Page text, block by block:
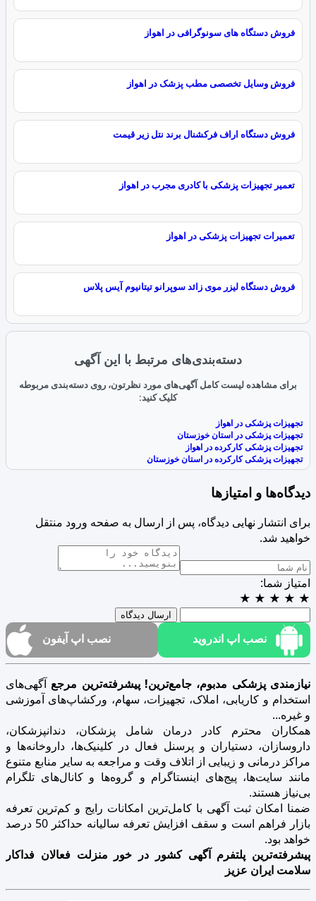
فروش دستگاه های سونوگرافی در اهواز
فروش وسایل تخصصی مطب پزشک در اهواز
فروش دستگاه اراف فرکشنال برند نتل زیر قیمت
تعمیر تجهیزات پزشکی با کادری مجرب در اهواز
تعمیرات تجهیزات پزشکی در اهواز
فروش دستگاه لیزر موی زائد سوپرانو تیتانیوم آیس پلاس
دسته‌بندی‌های مرتبط با این آگهی
برای مشاهده لیست کامل آگهی‌های مورد نظرتون، روی دسته‌بندی مربوطه
کلیک کنید:
تجهیزات پزشکی در اهواز
تجهیزات پزشکی در استان خوزستان
تجهیزات پزشکی کارکرده در اهواز
تجهیزات پزشکی کارکرده در استان خوزستان
دیدگاه‌ها و امتیازها
برای انتشار نهایی دیدگاه، پس از ارسال به صفحه ورود منتقل
خواهید شد.
امتیاز شما:
★
★
★
★
★
ارسال دیدگاه
نصب اپ اندروید نصب اپ آیفون
نیازمندی پزشکی مدبوم، جامع‌ترین! پیشرفته‌ترین مرجع آگهی‌های
استخدام و کاریابی، املاک، تجهیزات، سهام، ورکشاپ‌های آموزشی
و غیره...
همکاران محترم کادر درمان شامل پزشکان، دندانپزشکان،
داروسازان، دستیاران و پرسنل فعال در کلینیک‌ها، داروخانه‌ها و
مراکز درمانی و زیبایی از اتلاف وقت و مراجعه به سایر منابع متنوع
مانند سایت‌ها، پیج‌های اینستاگرام و گروه‌ها و کانال‌های تلگرام
بی‌نیاز هستند.
ضمنا امکان ثبت آگهی با کامل‌ترین امکانات رایج و کم‌ترین تعرفه
بازار فراهم است و سقف افزایش تعرفه سالیانه حداکثر 50 درصد
خواهد بود.
پیشرفته‌ترین پلتفرم آگهی کشور در خور منزلت فعالان فداکار
سلامت ایران عزیز